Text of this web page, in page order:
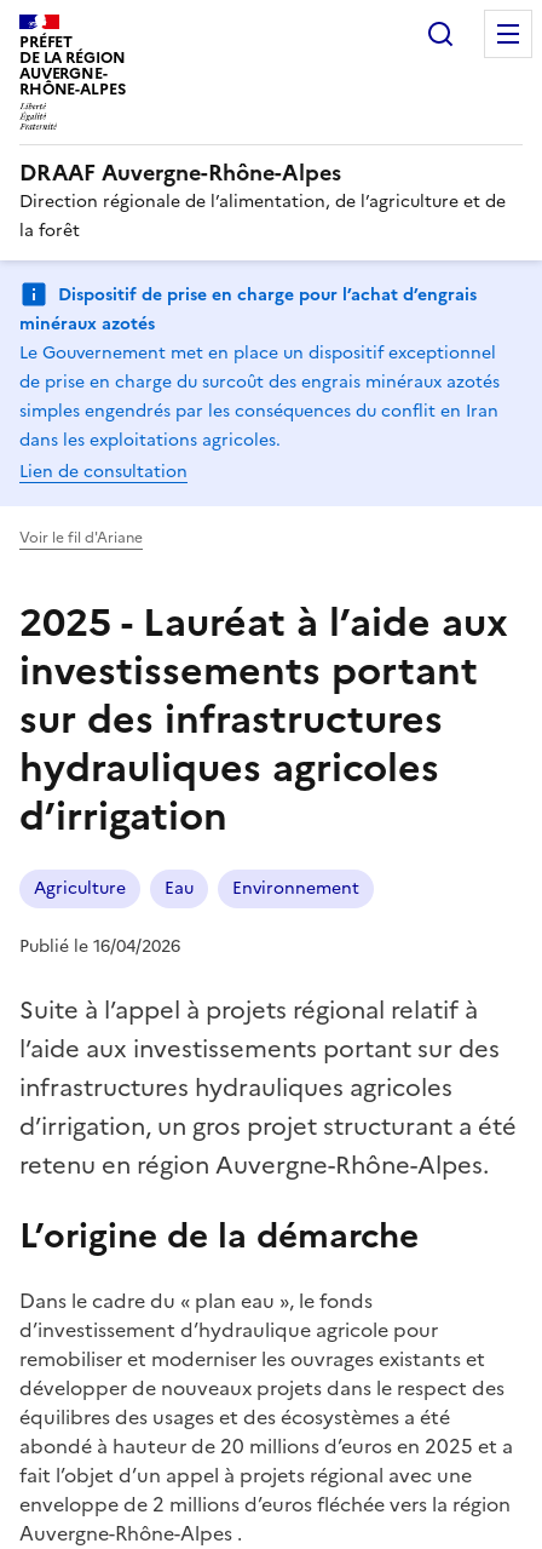
PRÉFET
DE LA RÉGION
AUVERGNE-
RHÔNE-ALPES
DRAAF Auvergne-Rhône-Alpes
Direction régionale de l’alimentation, de l’agriculture et de
la forêt
Dispositif de prise en charge pour l’achat d’engrais
minéraux azotés
Le Gouvernement met en place un dispositif exceptionnel
de prise en charge du surcoût des engrais minéraux azotés
simples engendrés par les conséquences du conflit en Iran
dans les exploitations agricoles.
Lien de consultation
Voir le fil d'Ariane
2025 - Lauréat à l’aide aux
investissements portant
sur des infrastructures
hydrauliques agricoles
d’irrigation
Agriculture Eau Environnement
Publié le 16/04/2026
Suite à l’appel à projets régional relatif à
l’aide aux investissements portant sur des
infrastructures hydrauliques agricoles
d’irrigation, un gros projet structurant a été
retenu en région Auvergne-Rhône-Alpes.
L’origine de la démarche
Dans le cadre du « plan eau », le fonds
d’investissement d’hydraulique agricole pour
remobiliser et moderniser les ouvrages existants et
développer de nouveaux projets dans le respect des
équilibres des usages et des écosystèmes a été
abondé à hauteur de 20 millions d’euros en 2025 et a
fait l’objet d’un appel à projets régional avec une
enveloppe de 2 millions d’euros fléchée vers la région
Auvergne-Rhône-Alpes .